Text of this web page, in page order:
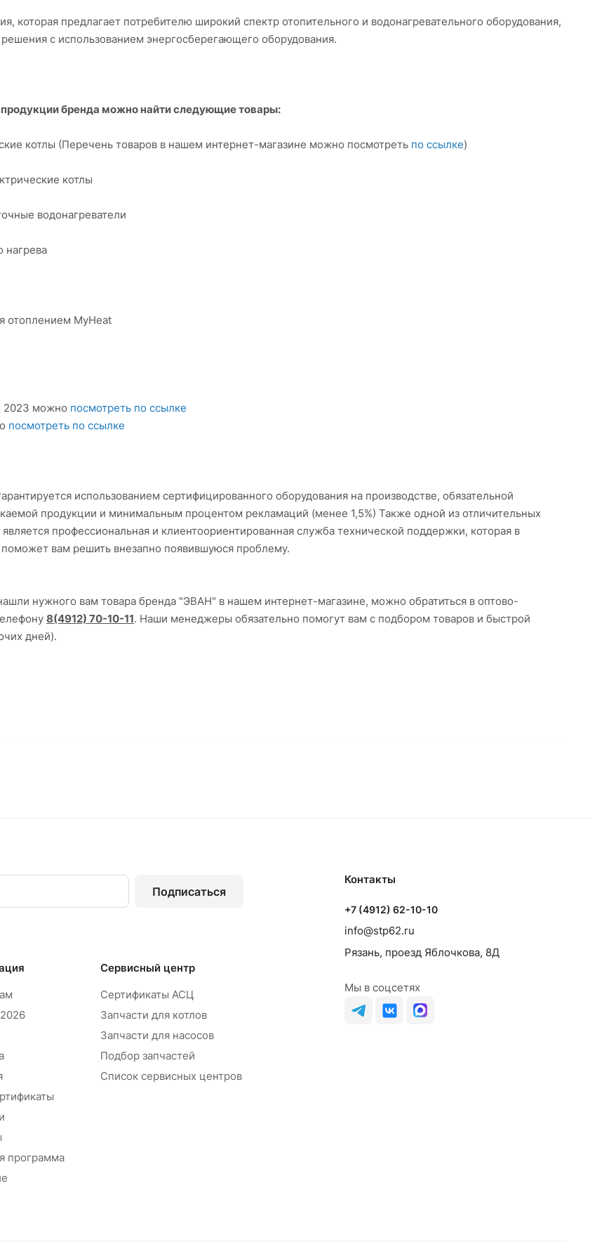
которая предлагает потребителю широкий спектр отопительного и водонагревательного оборудования,
с использованием энергосберегающего оборудования.
бренда можно найти следующие товары:
котлы (Перечень товаров в нашем интернет-магазине можно посмотреть по ссылке)
котлы
водонагреватели
нагрева
отоплением MyHeat
2023 можно посмотреть по ссылке
посмотреть по ссылке
использованием сертифицированного оборудования на производстве, обязательной
продукции и минимальным процентом рекламаций (менее 1,5%) Также одной из отличительных
профессиональная и клиентоориентированная служба технической поддержки, которая в
вам решить внезапно появившуюся проблему.
нужного вам товара бренда "ЭВАН" в нашем интернет-магазине, можно обратиться в оптово-
8(4912) 70-10-11. Наши менеджеры обязательно помогут вам с подбором товаров и быстрой
дней).
Подписаться
программа
Сервисный центр
Сертификаты АСЦ
Запчасти для котлов
Запчасти для насосов
Подбор запчастей
Список сервисных центров
Контакты
+7 (4912) 62-10-10
info@stp62.ru
Рязань, проезд Яблочкова, 8Д
Мы в соцсетях